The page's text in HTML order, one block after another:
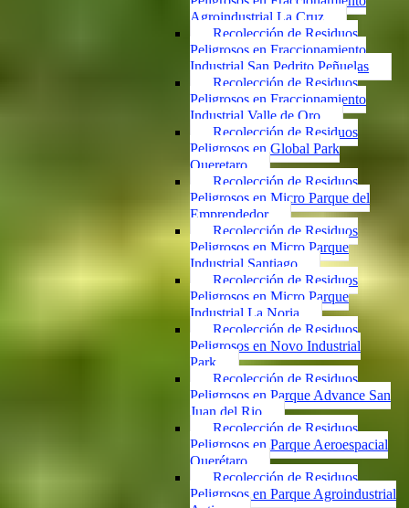
Agroindustrial La Cruz
Recolección de Residuos
Peligrosos en Fraccionamiento
Industrial San Pedrito Peñuelas
Recolección de Residuos
Peligrosos en Fraccionamiento
Industrial Valle de Oro
Recolección de Residuos
Peligrosos en Global Park
Queretaro
Recolección de Residuos
Peligrosos en Micro Parque del
Emprendedor
Recolección de Residuos
Peligrosos en Micro Parque
Industrial Santiago
Recolección de Residuos
Peligrosos en Micro Parque
Industrial La Noria
Recolección de Residuos
Peligrosos en Novo Industrial
Park
Recolección de Residuos
Peligrosos en Parque Advance San
Juan del Rio
Recolección de Residuos
Peligrosos en Parque Aeroespacial
Querétaro
Recolección de Residuos
Peligrosos en Parque Agroindustrial